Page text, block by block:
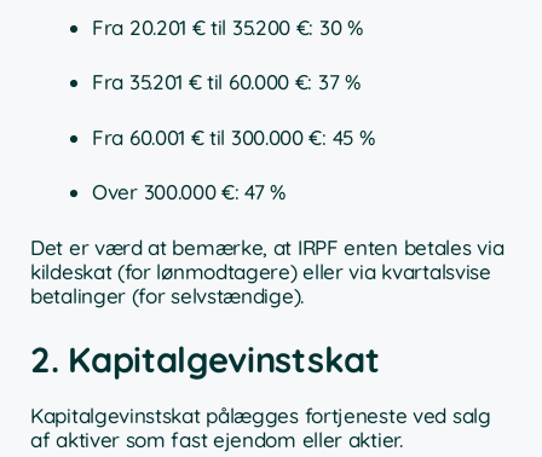
Fra 20.201 € til 35.200 €: 30 %
Fra 35.201 € til 60.000 €: 37 %
Fra 60.001 € til 300.000 €: 45 %
Over 300.000 €: 47 %
Det er værd at bemærke, at IRPF enten betales via
kildeskat (for lønmodtagere) eller via kvartalsvise
betalinger (for selvstændige).
2. Kapitalgevinstskat
Kapitalgevinstskat pålægges fortjeneste ved salg
af aktiver som fast ejendom eller aktier.